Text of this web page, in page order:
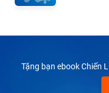
Tặng bạn ebook Chiến